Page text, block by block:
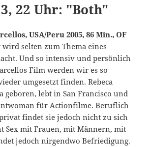
22 Uhr: "Both"
USA/Peru 2005, 86 Min., OF
selten zum Thema eines
Und so intensiv und persönlich
Film werden wir es so
umgesetzt finden. Rebeca
geboren, lebt in San Francisco und
für Actionfilme. Beruflich
findet sie jedoch nicht zu sich
Sex mit Frauen, mit Männern, mit
jedoch nirgendwo Befriedigung.